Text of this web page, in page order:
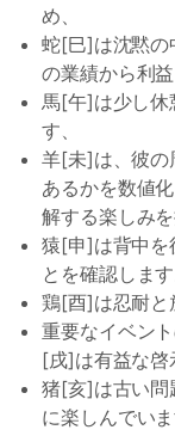
め、
蛇[巳]は沈黙の
の業績から利
馬[午]は少し休
す、
羊[未]は、彼の
あるかを数値
解する楽しみを
猿[申]は背中を
とを確認します
鶏[酉]は忍耐と
重要なイベン
[戌]は有益な啓
猪[亥]は古い問
に楽しんでいま